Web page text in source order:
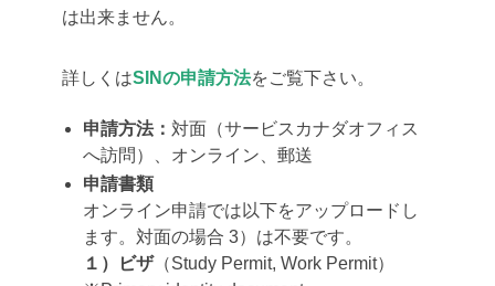
は出来ません。
詳しくはSINの申請方法をご覧下さい。
申請方法： 対面（サービスカナダオフィス
へ訪問）、オンライン、郵送
申請書類
オンライン申請では以下をアップロードし
ます。対面の場合 3）は不要です。
１）ビザ（Study Permit, Work Permit）